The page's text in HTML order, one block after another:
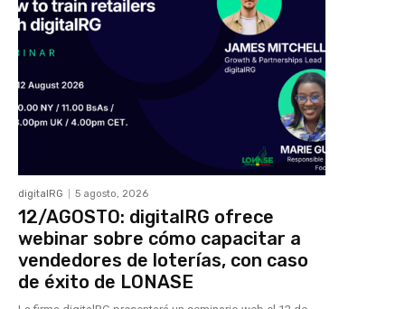
digitalRG 5 agosto, 2026
12/AGOSTO: digitalRG ofrece
webinar sobre cómo capacitar a
vendedores de loterías, con caso
de éxito de LONASE